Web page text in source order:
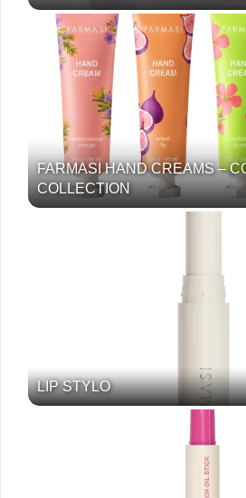
FARMASI HAND CREAMS –
COLLECTION
LIP STYLO